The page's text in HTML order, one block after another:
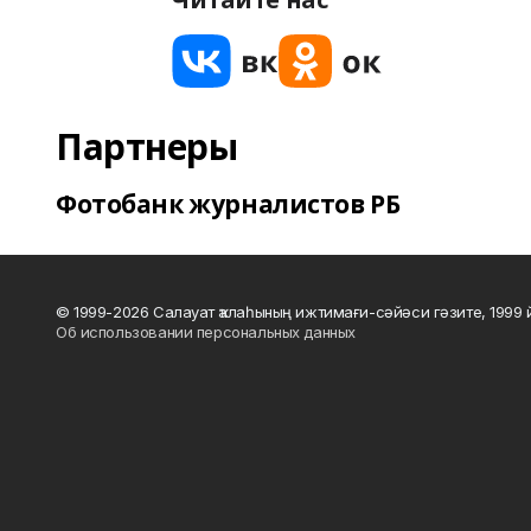
Партнеры
Фотобанк журналистов РБ
© 1999-2026 Салауат ҡалаһының ижтимағи-сәйәси гәзите,
Об использовании персональных данных